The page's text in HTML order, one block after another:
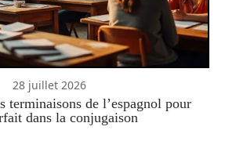
28 juillet 2026
terminaisons de l’espagnol pour
dans la conjugaison